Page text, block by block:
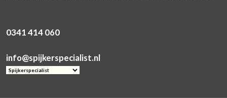
0341 414 060
info@spijkerspecialist.nl